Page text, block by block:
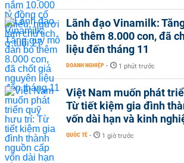
Lãnh đạo Vinamilk:
bò thêm 8.000 con, đã
liệu đến tháng 11
DOANH NGHIỆP - 1 phút trước
Việt Nam muốn phát
Từ tiết kiệm gia đình
vốn dài hạn và kinh
QUỐC TẾ - 1 giờ trước